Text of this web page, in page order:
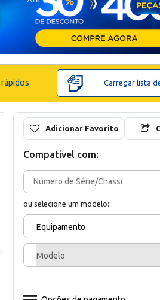
Carregar lista
Adicionar Favorito
Compativel com:
ou selecione um modelo:
Equipamento
Modelo